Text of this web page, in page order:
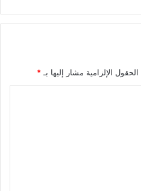
الحقول الإلزامية مشار إليها بـ *